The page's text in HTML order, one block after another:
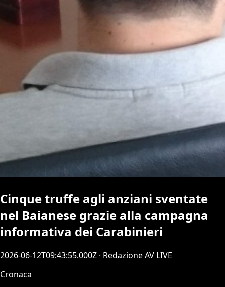
Cinque truffe agli anziani sventate
nel Baianese grazie alla campagna
informativa dei Carabinieri
2026-06-12T09:43:55.000Z · Redazione AV LIVE
Cronaca